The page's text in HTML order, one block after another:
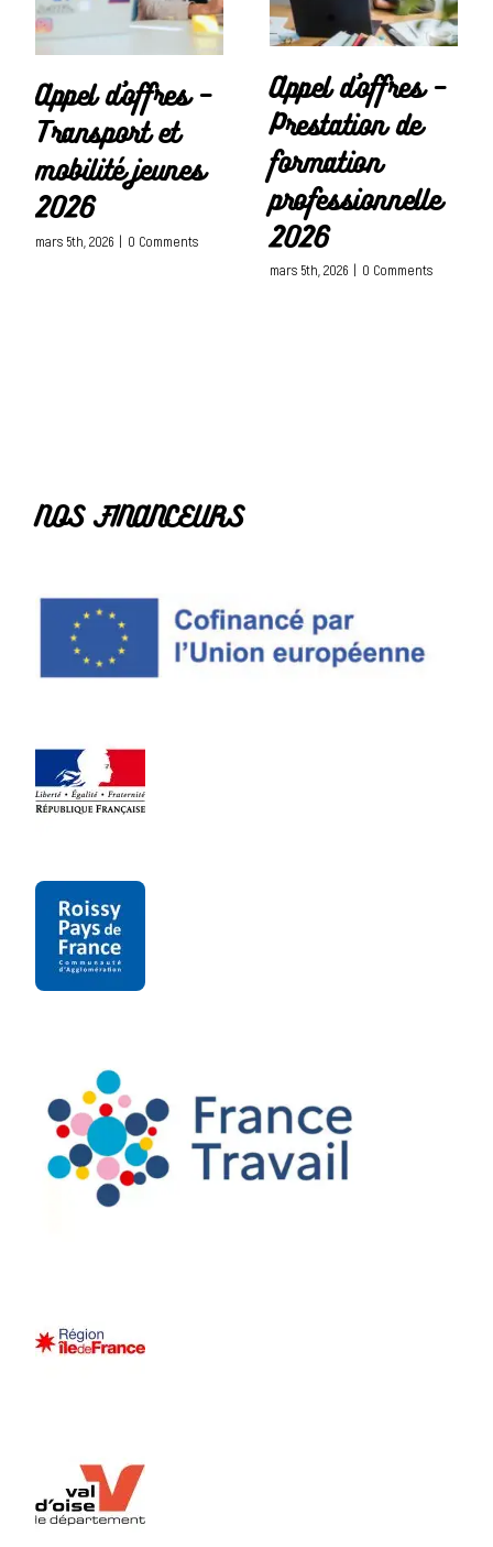
Appel d’offres –
Transport et
mobilité jeunes
2026
mars 5th, 2026 | 0 Comments
Appel d’offres –
Prestation de
formation
professionnelle
2026
mars 5th, 2026 | 0 Comments
NOS FINANCEURS